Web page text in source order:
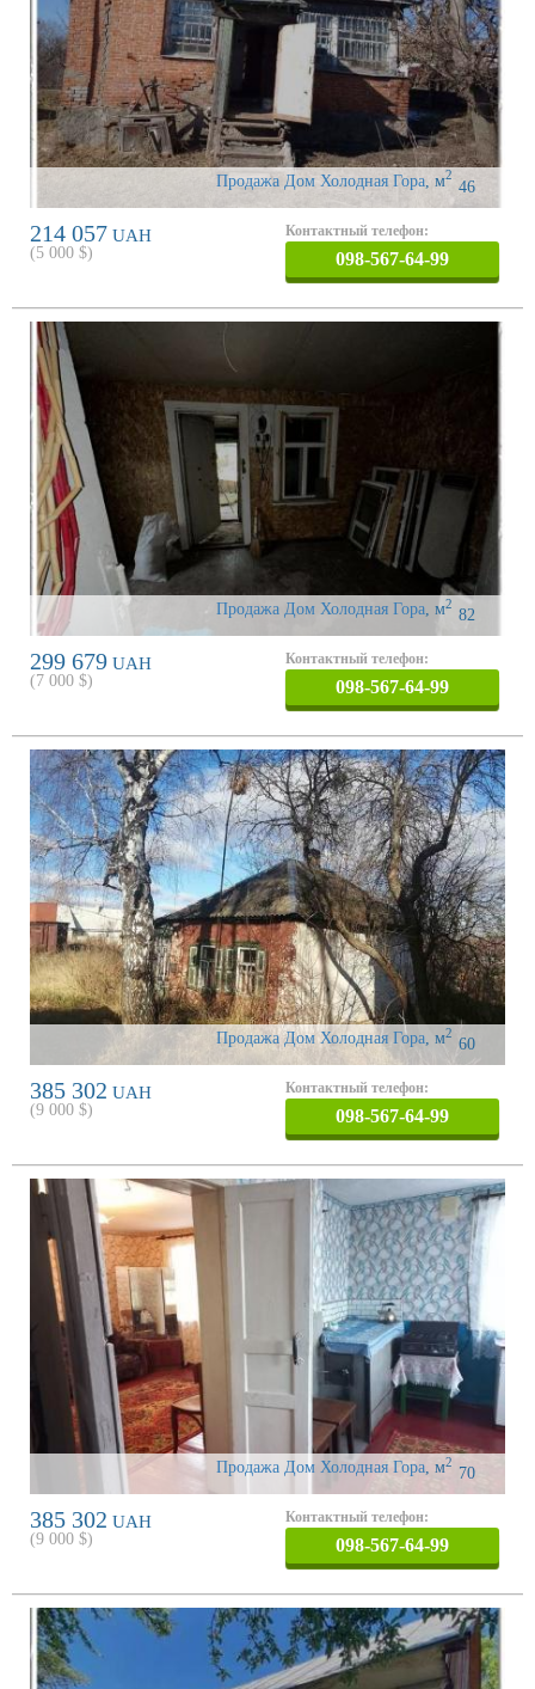
Продажа Дом Холодная Гора 46
м2
214 057 UAH
(5 000 $)
Контактный телефон:
098-567-64-99
Продажа Дом Холодная Гора, 82
м2
299 679 UAH
(7 000 $)
Контактный телефон:
098-567-64-99
Продажа Дом Холодная Гора, 60
м2
385 302 UAH
(9 000 $)
Контактный телефон:
098-567-64-99
Продажа Дом Холодная Гора 70
м2
385 302 UAH
(9 000 $)
Контактный телефон:
098-567-64-99